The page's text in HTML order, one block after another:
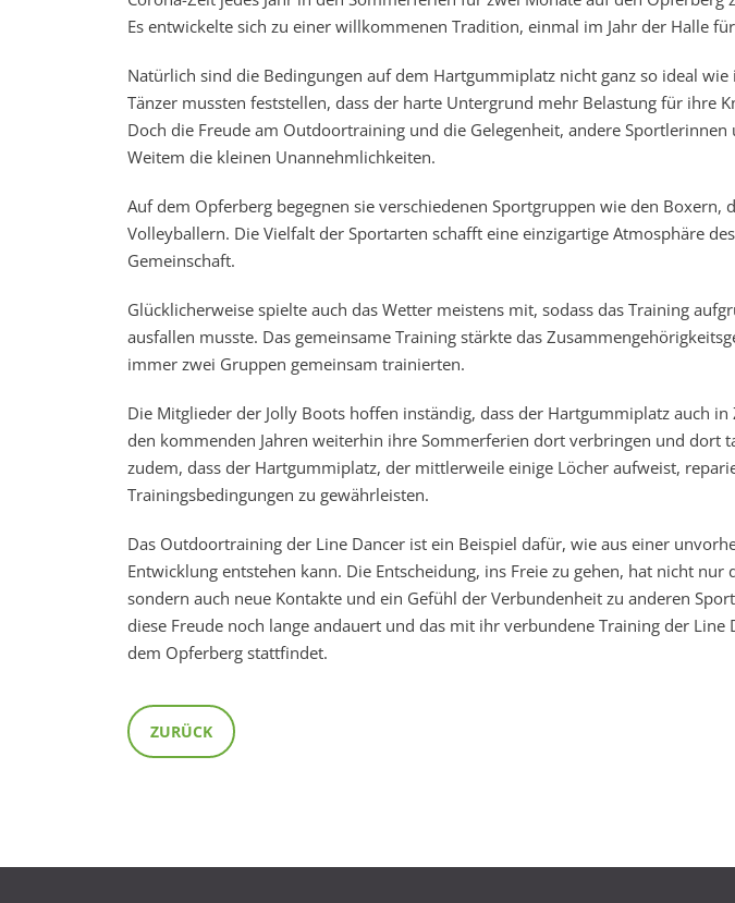
Es entwickelte sich zu einer willkommenen Tradition, einmal im Jahr der Halle
Natürlich sind die Bedingungen auf dem Hartgummiplatz nicht ganz so ideal
Tänzer mussten feststellen, dass der harte Untergrund mehr Belastung für ihre
Doch die Freude am Outdoortraining und die Gelegenheit, andere
Weitem die kleinen Unannehmlichkeiten.
Auf dem Opferberg begegnen sie verschiedenen Sportgruppen wie den Boxern,
Volleyballern. Die Vielfalt der Sportarten schafft eine einzigartige Atmosphäre
Gemeinschaft.
Glücklicherweise spielte auch das Wetter meistens mit, sodass das Training
ausfallen musste. Das gemeinsame Training stärkte das
immer zwei Gruppen gemeinsam trainierten.
Die Mitglieder der Jolly Boots hoffen inständig, dass der Hartgummiplatz auch
den kommenden Jahren weiterhin ihre Sommerferien dort verbringen und dort
zudem, dass der Hartgummiplatz, der mittlerweile einige Löcher aufweist,
Trainingsbedingungen zu gewährleisten.
Das Outdoortraining der Line Dancer ist ein Beispiel dafür, wie aus einer
Entwicklung entstehen kann. Die Entscheidung, ins Freie zu gehen, hat nicht nur
sondern auch neue Kontakte und ein Gefühl der Verbundenheit zu anderen
diese Freude noch lange andauert und das mit ihr verbundene Training der
dem Opferberg stattfindet.
ZURÜCK